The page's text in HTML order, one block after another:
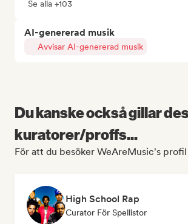
Se alla +103
AI-genererad musik
Avvisar AI-genererad musik
Du kanske också gillar
kuratorer/proffs...
För att du besöker WeAreMusic's profil
High School Rap
Curator För Spellistor